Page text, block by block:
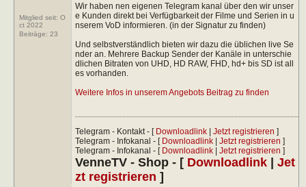
Mitglied seit: O
ct 2022
Beiträge: 23
Wir haben nen eigenen Telegram kanal über den wir unser
e Kunden direkt bei Verfügbarkeit der Filme und Serien in u
nserem VoD informieren. (in der Signatur zu finden)
Und selbstverständlich bieten wir dazu die üblichen live Se
nder an. Mehrere Backup Sender der Kanäle in unterschie
dlichen Bitraten von UHD, HD RAW, FHD, hd+ bis SD ist all
es vorhanden.
Weitere Infos in unserem Angebots Beitrag zu finden
Telegram - Kontakt - [ Downloadlink| Jetzt registrieren ]
Telegram - Infokanal - [ Downloadlink| Jetzt registrieren ]
Telegram - Infokanal - [ Downloadlink| Jetzt registrieren ]
VenneTV - Shop - [ Downloadlink| Jet
zt registrieren ]